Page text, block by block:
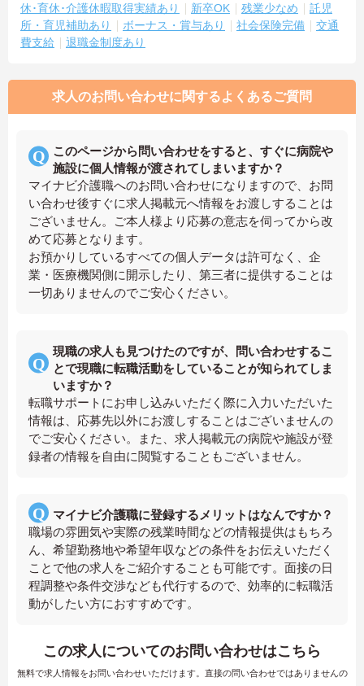
休･育休･介護休暇取得実績あり
新卒OK 残業少なめ
託児
所・育児補助あり
ボーナス・賞与あり 社会保険完備
交通
費支給
退職金制度あり
求人のお問い合わせに関するよくあるご質問
このページから問い合わせをすると、すぐに病院や
施設に個人情報が渡されてしまいますか？
マイナビ介護職へのお問い合わせになりますので、お問
い合わせ後すぐに求人掲載元へ情報をお渡しすることは
ございません。ご本人様より応募の意志を伺ってから改
めて応募となります。
お預かりしているすべての個人データは許可なく、企
業・医療機関側に開示したり、第三者に提供することは
一切ありませんのでご安心ください。
現職の求人も見つけたのですが、問い合わせするこ
とで現職に転職活動をしていることが知られてしま
いますか？
転職サポートにお申し込みいただく際に入力いただいた
情報は、応募先以外にお渡しすることはございませんの
でご安心ください。また、求人掲載元の病院や施設が登
録者の情報を自由に閲覧することもございません。
マイナビ介護職に登録するメリットはなんですか？
職場の雰囲気や実際の残業時間などの情報提供はもちろ
ん、希望勤務地や希望年収などの条件をお伝えいただく
ことで他の求人をご紹介することも可能です。面接の日
程調整や条件交渉なども代行するので、効率的に転職活
動がしたい方におすすめです。
この求人についてのお問い合わせはこちら
無料で求人情報をお問い合わせいただけます。直接の問い合わせではありませんの